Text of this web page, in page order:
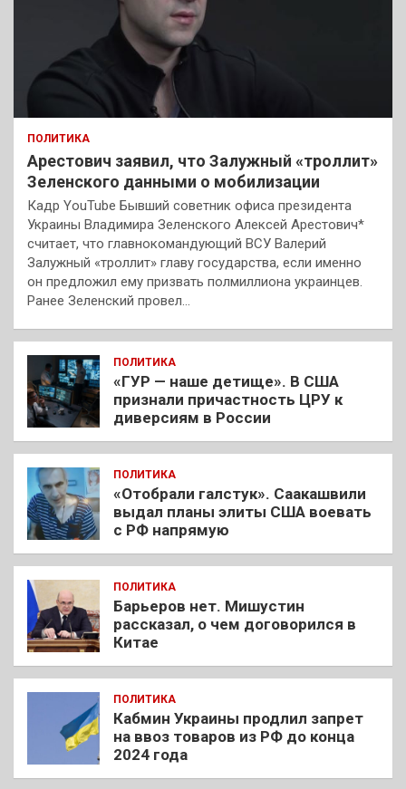
ПОЛИТИКА
Арестович заявил, что Залужный «троллит»
Зеленского данными о мобилизации
Кадр YouTube Бывший советник офиса президента
Украины Владимира Зеленского Алексей Арестович*
считает, что главнокомандующий ВСУ Валерий
Залужный «троллит» главу государства, если именно
он предложил ему призвать полмиллиона украинцев.
Ранее Зеленский провел…
ПОЛИТИКА
«ГУР — наше детище». В США
признали причастность ЦРУ к
диверсиям в России
ПОЛИТИКА
«Отобрали галстук». Саакашвили
выдал планы элиты США воевать
с РФ напрямую
ПОЛИТИКА
Барьеров нет. Мишустин
рассказал, о чем договорился в
Китае
ПОЛИТИКА
Кабмин Украины продлил запрет
на ввоз товаров из РФ до конца
2024 года